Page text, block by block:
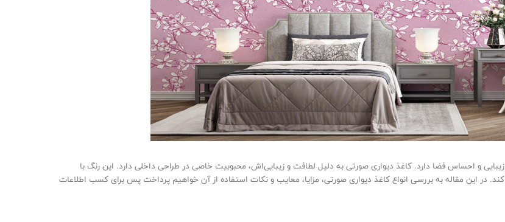
زیبایی و احساس فضا دارد. کاغذ دیواری صورتی به دلیل لطافت و زیبایی‌اش، محبوبیت خاصی در طراحی داخلی دارد. این رنگ با
در این مقاله به بررسی انواع کاغذ دیواری صورتی، مزایا، معایب و نکات استفاده از آن خواهیم پرداخت پس برای کسب اطلاعات